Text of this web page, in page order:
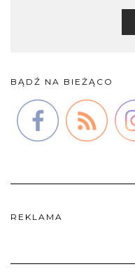
BĄDŹ NA BIEŻĄCO
REKLAMA